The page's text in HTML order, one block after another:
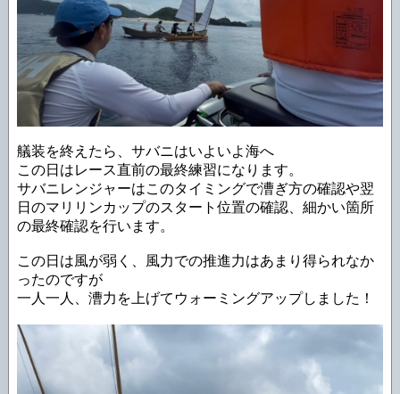
艤装を終えたら、サバニはいよいよ海へ
この日はレース直前の最終練習になります。
サバニレンジャーはこのタイミングで漕ぎ方の確認や翌
日のマリリンカップのスタート位置の確認、細かい箇所
の最終確認を行います。
この日は風が弱く、風力での推進力はあまり得られなか
ったのですが
一人一人、漕力を上げてウォーミングアップしました！